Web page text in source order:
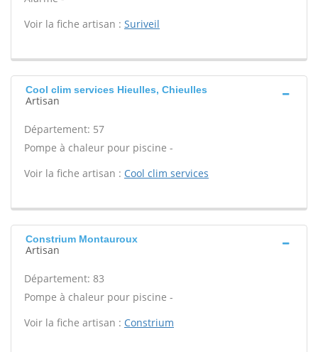
Voir la fiche artisan : Suriveil
Cool clim services Hieulles, Chieulles
Artisan
Département: 57
Pompe à chaleur pour piscine -
Voir la fiche artisan : Cool clim services
Constrium Montauroux
Artisan
Département: 83
Pompe à chaleur pour piscine -
Voir la fiche artisan : Constrium